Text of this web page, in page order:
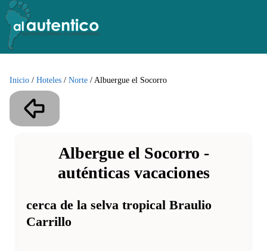
Inicio / Hoteles / Norte / Albuergue el Socorro
Albergue el Socorro -
auténticas vacaciones
cerca de la selva tropical Braulio
Carrillo